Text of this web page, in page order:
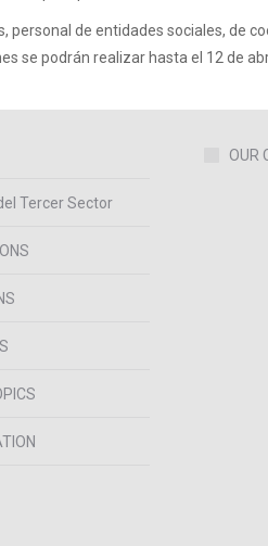
personal de entidades sociales, de
se podrán realizar hasta el 12 de
Tercer Sector
OUR